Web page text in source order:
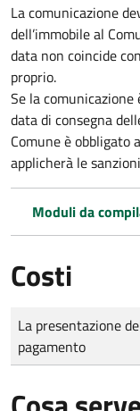
La comunicazione
dell’immobile al
data non coincide
proprio.
Se la
data di consegna
Comune è obbligato
applicherà le
Moduli da
Costi
Tipo di pagamento
Importo
La presentazione
pagamento